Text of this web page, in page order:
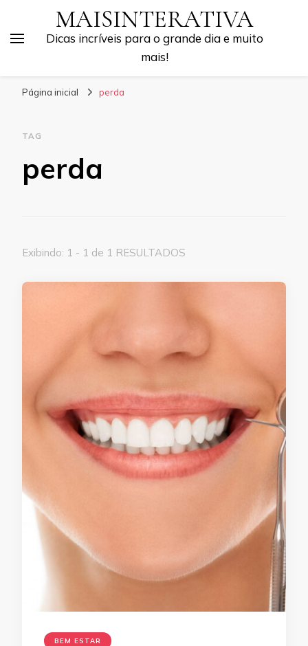
MAISINTERATIVA
Dicas incríveis para o grande dia e muito
mais!
Página inicial perda
TAG
perda
Exibindo: 1 - 1 de 1 RESULTADOS
BEM ESTAR